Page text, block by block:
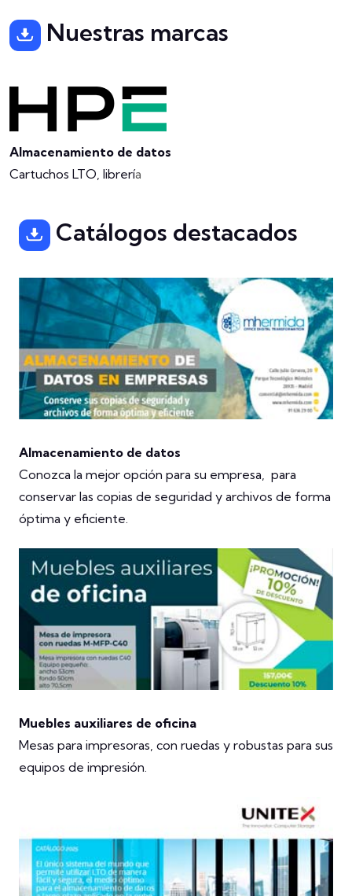
Nuestras marcas
Almacenamiento de datos
Cartuchos LTO, librería
Catálogos destacados
Almacenamiento de datos
Conozca la mejor opción para su empresa, para
conservar las copias de seguridad y archivos de forma
óptima y eficiente.
Muebles auxiliares de oficina
Mesas para impresoras, con ruedas y robustas para sus
equipos de impresión.